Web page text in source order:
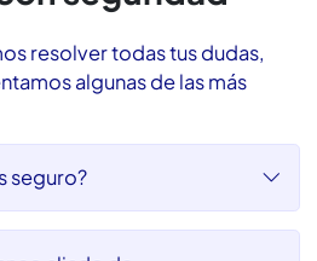
seguridad